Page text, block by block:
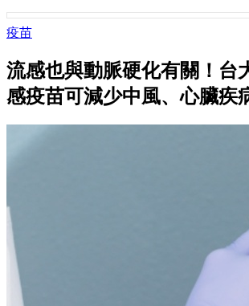
疫苗
流感也與動脈硬化有關！台
感疫苗可減少中風、心臟疾